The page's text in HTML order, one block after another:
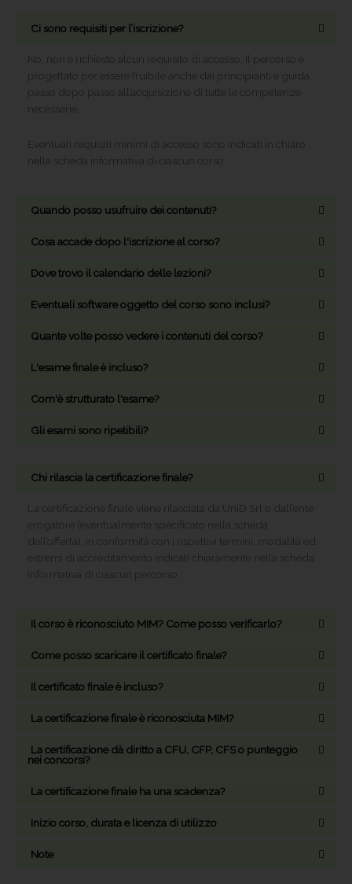
Ci sono requisiti per l’iscrizione?
No, non è richiesto alcun requisito di accesso. Il percorso è
progettato per essere fruibile anche dai principianti e guida
passo dopo passo all’acquisizione di tutte le competenze
necessarie.
Eventuali requisiti minimi di accesso sono indicati in chiaro
nella scheda informativa di ciascun corso.
Quando posso usufruire dei contenuti?
Cosa accade dopo l'iscrizione al corso?
Dove trovo il calendario delle lezioni?
Eventuali software oggetto del corso sono inclusi?
Quante volte posso vedere i contenuti del corso?
L'esame finale è incluso?
Com'è strutturato l'esame?
Gli esami sono ripetibili?
Chi rilascia la certificazione finale?
La certificazione finale viene rilasciata da UniD Srl o dall’ente
erogatore (eventualmente specificato nella scheda
dell’offerta), in conformità con i rispettivi termini, modalità ed
estremi di accreditamento indicati chiaramente nella scheda
informativa di ciascun percorso.
Il corso è riconosciuto MIM? Come posso verificarlo?
Come posso scaricare il certificato finale?
Il certificato finale è incluso?
La certificazione finale è riconosciuta MIM?
La certificazione dà diritto a CFU, CFP, CFS o punteggio
nei concorsi?
La certificazione finale ha una scadenza?
Inizio corso, durata e licenza di utilizzo
Note